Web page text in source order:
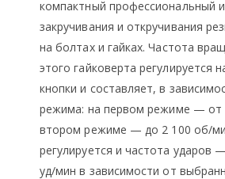
компактный профессиональный
закручивания и откручивания
на болтах и гайках. Частота
этого гайковерта регулируется
кнопки и составляет, в
режима: на первом режиме — от
втором режиме — до 2 100 об/
регулируется и частота ударов
уд/мин в зависимости от